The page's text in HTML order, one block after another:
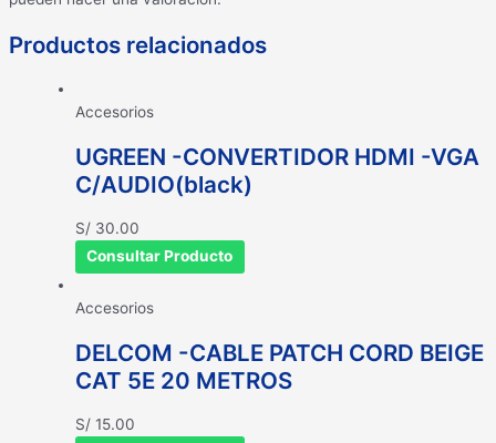
Productos relacionados
Accesorios
UGREEN -CONVERTIDOR HDMI -VGA
C/AUDIO(black)
S/ 30.00
Consultar Producto
Accesorios
DELCOM -CABLE PATCH CORD BEIGE
CAT 5E 20 METROS
S/ 15.00